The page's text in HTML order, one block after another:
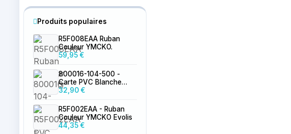
Produits populaires
R5F008EAA Ruban
Couleur YMCKO.
59,95 €
800016-104-500 -
Carte PVC Blanche
0.76mm par 500
32,90 €
R5F002EAA - Ruban
Couleur YMCKO Evolis
44,35 €